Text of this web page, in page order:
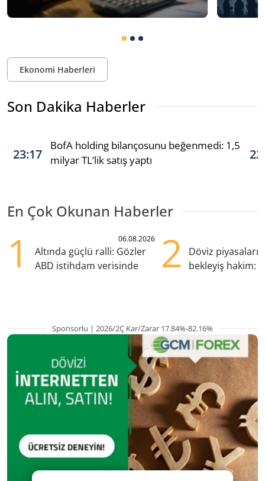
Ekonomi Haberleri
Son Dakika Haberler
23:17
BofA holding bilançosunu beğenmedi: 1,5
milyar TL’lik satış yaptı
En Çok Okunan Haberler
1 06.08.2026
Altında güçlü ralli: Gözler
ABD istihdam verisinde
2
Döviz
bekleyiş hakim:
Sponsorlu | 2026/2Ç Kar/Zarar 17.84%-82.16%